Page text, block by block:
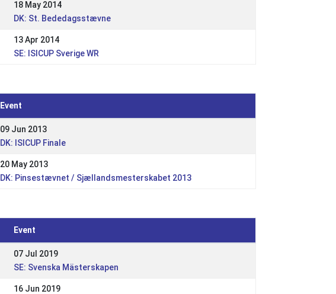
18 May 2014
DK: St. Bededagsstævne
13 Apr 2014
SE: ISICUP Sverige WR
Event
09 Jun 2013
DK: ISICUP Finale
20 May 2013
DK: Pinsestævnet / Sjællandsmesterskabet 2013
Event
07 Jul 2019
SE: Svenska Mästerskapen
16 Jun 2019